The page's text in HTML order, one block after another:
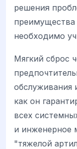
решения
преимущества
необходимо
Мягкий сброс
обслуживания
как он
всех
и инженерное
"тяжелой